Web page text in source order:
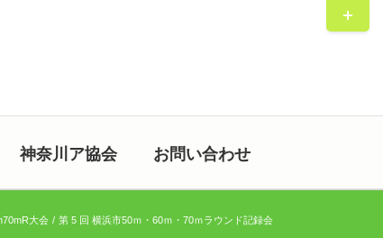
神奈川ア協会 お問い合わせ
大会 第 5 回 横浜市50ｍ・60ｍ・70ｍラウンド記録会
Toggle